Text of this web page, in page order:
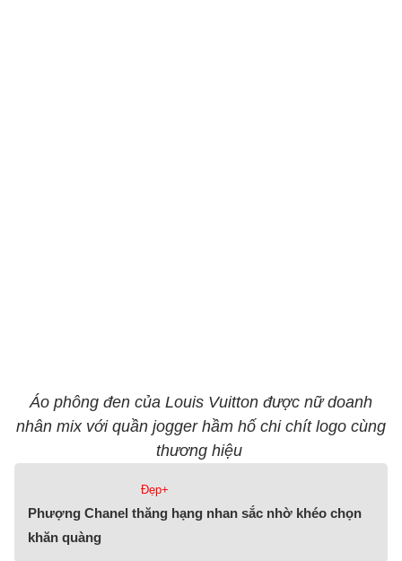
Áo phông đen của Louis Vuitton được nữ doanh
nhân mix với quần jogger hầm hố chi chít logo cùng
thương hiệu
Đẹp+
Phượng Chanel thăng hạng nhan sắc nhờ khéo chọn
khăn quàng